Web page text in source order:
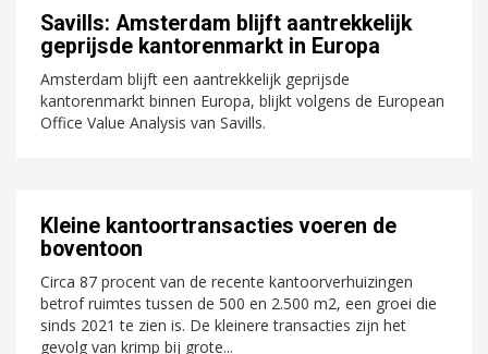
Savills: Amsterdam blijft aantrekkelijk
geprijsde kantorenmarkt in Europa
Amsterdam blijft een aantrekkelijk geprijsde
kantorenmarkt binnen Europa, blijkt volgens de European
Office Value Analysis van Savills.
Kleine kantoortransacties voeren de
boventoon
Circa 87 procent van de recente kantoorverhuizingen
betrof ruimtes tussen de 500 en 2.500 m2, een groei die
sinds 2021 te zien is. De kleinere transacties zijn het
gevolg van krimp bij grote...